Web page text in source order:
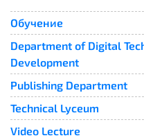
Обучение
Department of Digital
Development
Publishing Department
Technical Lyceum
Video Lecture